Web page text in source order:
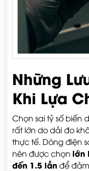
Những
Khi Lựa
Chọn sai tỷ số biến
rất lớn do dải đo
thực tế. Dòng điện
nên được chọn lớn
đến 1.5 lầnđể